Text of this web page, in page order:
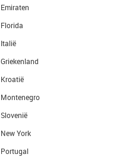
Emiraten
Florida
Italië
Griekenland
Kroatië
Montenegro
Slovenië
New York
Portugal